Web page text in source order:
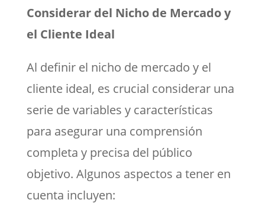
Considerar del Nicho de Mercado y
el Cliente Ideal
Al definir el nicho de mercado y el
cliente ideal, es crucial considerar una
serie de variables y características
para asegurar una comprensión
completa y precisa del público
objetivo. Algunos aspectos a tener en
cuenta incluyen: